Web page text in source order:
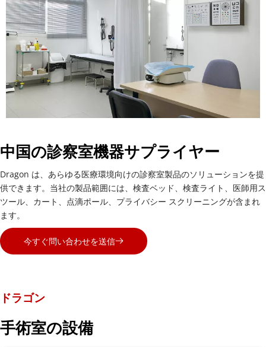
中国の診察室機器サプライヤー
Dragon は、あらゆる医療環境向けの診察室製品のソリューションを提
供できます。当社の製品範囲には、検査ベッド、検査ライト、医師用ス
ツール、カート、点滴ポール、プライバシー スクリーニングが含まれ
ます。
今すぐ問い合わせを送信
ドラゴン
手術室の設備